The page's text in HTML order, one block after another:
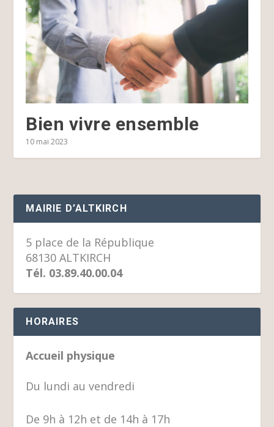
Bien vivre ensemble
10 mai 2023
MAIRIE D’ALTKIRCH
5 place de la République
68130 ALTKIRCH
Tél. 03.89.40.00.04
HORAIRES
Accueil physique
Du lundi au vendredi
De 9h à 12h et de 14h à 17h